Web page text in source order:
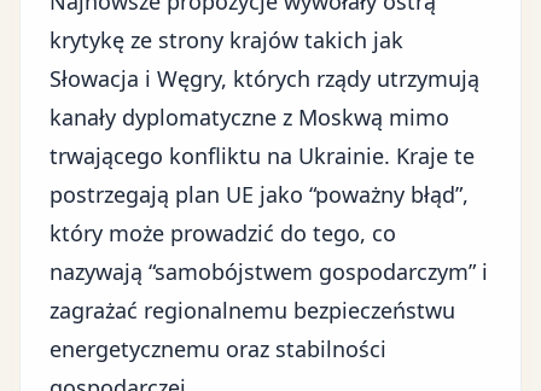
krytykę ze strony krajów takich jak
Słowacja i Węgry, których rządy utrzymują
kanały dyplomatyczne z Moskwą mimo
trwającego konfliktu na Ukrainie. Kraje te
postrzegają plan UE jako “poważny błąd”,
który może prowadzić do tego, co
nazywają “samobójstwem gospodarczym” i
zagrażać regionalnemu bezpieczeństwu
energetycznemu oraz stabilności